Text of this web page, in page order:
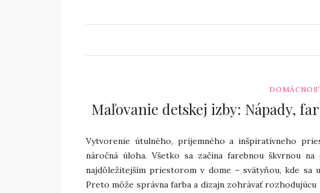
Maľovanie detskej izby: Nápady,
Vytvorenie útulného, príjemného a inšpiratívneho
náročná úloha. Všetko sa začína farebnou škvrnou
najdôležitejším priestorom v dome – svätyňou, kde sa
Preto môže správna farba a dizajn zohrávať